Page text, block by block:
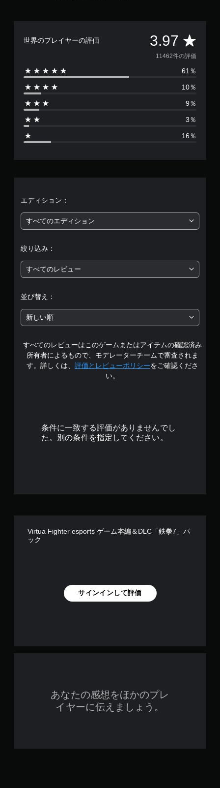
世界のプレイヤーの評価 3.97 評
価
数
は
1
平
評
価
5
段
階
中
す
11462件の評価
61％
10％
9％
3％
16％
エディション：
すべてのエディション
絞り込み：
すべてのレビュー
並び替え：
新しい順
すべてのレビューはこのゲームまたはアイテムの確認済み
所有者によるもので、モデレーターチームで審査されま
す。詳しくは、 評価とレビューポリシーをご確認くださ
い。
条件に一致する評価がありませんでし
た。別の条件を指定してください。
Virtua Fighter esports ゲーム本編＆DLC「鉄拳7」パ
ック
サインインして評価
あなたの感想をほかのプレ
イヤーに伝えましょう。